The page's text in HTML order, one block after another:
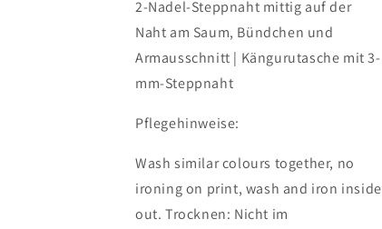
2-Nadel-Steppnaht mittig auf der
Naht am Saum, Bündchen und
Armausschnitt | Kängurutasche mit 3-
mm-Steppnaht
Pflegehinweise:
Wash similar colours together, no
ironing on print, wash and iron inside
out. Trocknen: Nicht im